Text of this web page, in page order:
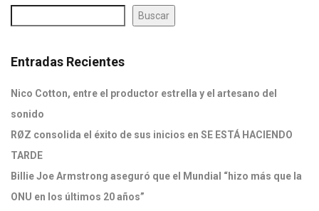
Buscar
Entradas Recientes
Nico Cotton, entre el productor estrella y el artesano del
sonido
RØZ consolida el éxito de sus inicios en SE ESTÁ HACIENDO
TARDE
Billie Joe Armstrong aseguró que el Mundial “hizo más que la
ONU en los últimos 20 años”